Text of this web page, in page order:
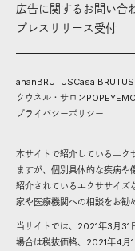
広告に関するお問い合
プレスリリース受付
ananBRUTUSCasa BRUTUS
クウネル・サロンPOPEYE
プライバシーポリシー
本サイトで紹介しているエク
ますが、個別具体的な疾病や
紹介されているエクササイズ
家や医療機関への相談をお勧
当サイトでは、2021年3月31
場合は税抜価格、2021年4月